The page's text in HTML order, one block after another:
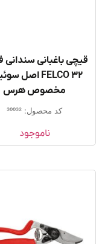
باغبانی سندانی فیلکو
FELCO 32 اصل سوئیس
مخصوص هرس
کد محصول: 30032
ناموجود